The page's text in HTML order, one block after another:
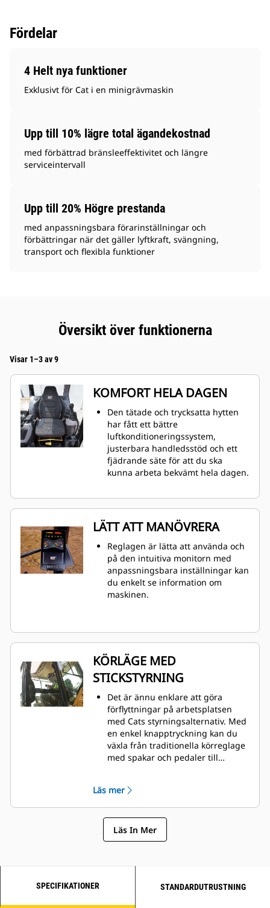
Fördelar
4 Helt nya funktioner
Exklusivt för Cat i en minigrävmaskin
Upp till 10% lägre total ägandekostnad
med förbättrad bränsleeffektivitet och längre
serviceintervall
Upp till 20% Högre prestanda
med anpassningsbara förarinställningar och
förbättringar när det gäller lyftkraft, svängning,
transport och flexibla funktioner
Översikt över funktionerna
Visar 1–3 av 9
KOMFORT HELA DAGEN
Den tätade och trycksatta hytten
har fått ett bättre
luftkonditioneringssystem,
justerbara handledsstöd och ett
fjädrande säte för att du ska
kunna arbeta bekvämt hela dagen.
LÄTT ATT MANÖVRERA
Reglagen är lätta att använda och
på den intuitiva monitorn med
anpassningsbara inställningar kan
du enkelt se information om
maskinen.
KÖRLÄGE MED
STICKSTYRNING
Det är ännu enklare att göra
förflyttningar på arbetsplatsen
med Cats styrningsalternativ. Med
en enkel knapptryckning kan du
växla från traditionella körreglage
med spakar och pedaler till
Läs mer
Läs In Mer
SPECIFIKATIONER STANDARDUTRUSTNING